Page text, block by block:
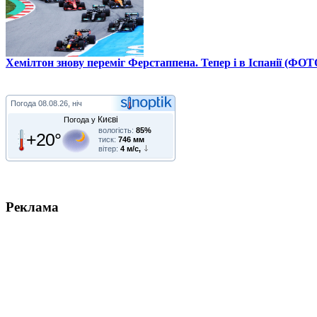
Хемілтон знову переміг Ферстаппена. Тепер і в Іспанії
Погода 08.08.26, ніч
Погода у Києві
+20° вологість: 85%
тиск: 746 мм
вітер: 4 м/с,
Реклама